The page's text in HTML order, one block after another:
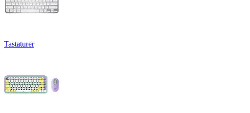
Tastaturer